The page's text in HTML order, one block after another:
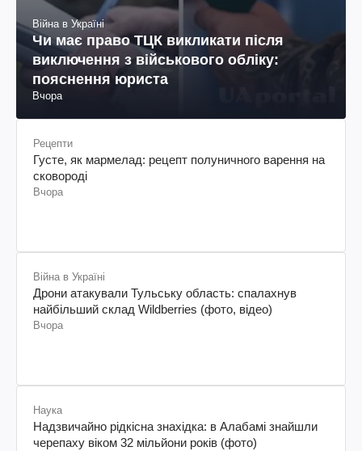
Війна в Україні
Чи має право ТЦК викликати після
виключення з військового обліку:
пояснення юриста
Вчора
Рецепти
Густе, як мармелад: рецепт полуничного варення на
сковороді
Вчора
Війна в Україні
Дрони атакували Тульську область: спалахнув
найбільший склад Wildberries (фото, відео)
Вчора
Наука
Надзвичайно рідкісна знахідка: в Алабамі знайшли
черепаху віком 32 мільйони років (фото)